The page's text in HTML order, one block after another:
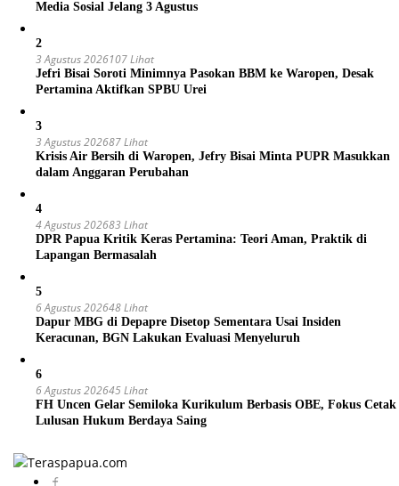
Media Sosial Jelang 3 Agustus
2
3 Agustus 2026107 Lihat
Jefri Bisai Soroti Minimnya Pasokan BBM ke Waropen, Desak
Pertamina Aktifkan SPBU Urei
3
3 Agustus 202687 Lihat
Krisis Air Bersih di Waropen, Jefry Bisai Minta PUPR Masukkan
dalam Anggaran Perubahan
4
4 Agustus 202683 Lihat
DPR Papua Kritik Keras Pertamina: Teori Aman, Praktik di
Lapangan Bermasalah
5
6 Agustus 202648 Lihat
Dapur MBG di Depapre Disetop Sementara Usai Insiden
Keracunan, BGN Lakukan Evaluasi Menyeluruh
6
6 Agustus 202645 Lihat
FH Uncen Gelar Semiloka Kurikulum Berbasis OBE, Fokus Cetak
Lulusan Hukum Berdaya Saing